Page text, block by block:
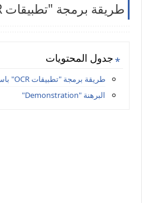
طريقة برمجة "تطبيقات OCR" باستخدام Java
جدول المحتويات
طريقة برمجة "تطبيقات OCR" باستخدام Java
البرهنة "Demonstration"